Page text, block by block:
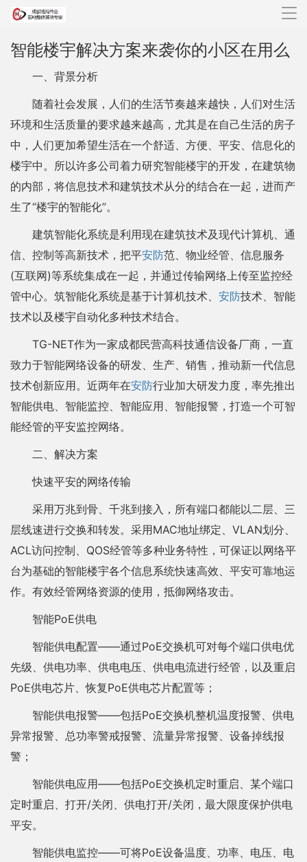
导
智能楼宇解决方案来袭你的小区在用么
一、背景分析
随着社会发展，人们的生活节奏越来越快，人们对生活
环境和生活质量的要求越来越高，尤其是在自己生活的房子
中，人们更加希望生活在一个舒适、方便、平安、信息化的
楼宇中。所以许多公司着力研究智能楼宇的开发，在建筑物
的内部，将信息技术和建筑技术从分的结合在一起，进而产
生了“楼宇的智能化”。
建筑智能化系统是利用现在建筑技术及现代计算机、通
信、控制等高新技术，把平安防范、物业经管、信息服务
(互联网)等系统集成在一起，并通过传输网络上传至监控经
管中心。筑智能化系统是基于计算机技术、 安防技术、智能
技术以及楼宇自动化多种技术结合。
TG-NET作为一家成都民营高科技通信设备厂商，一直
致力于智能网络设备的研发、生产、销售，推动新一代信息
技术创新应用。近两年在安防行业加大研发力度，率先推出
智能供电、智能监控、智能应用、智能报警，打造一个可智
能经管的平安监控网络。
二、解决方案
快速平安的网络传输
采用万兆到骨、千兆到接入，所有端口都能以二层、三
层线速进行交换和转发。采用MAC地址绑定、VLAN划分、
ACL访问控制、QOS经管等多种业务特性，可保证以网络平
台为基础的智能楼宇各个信息系统快速高效、平安可靠地运
作。有效经管网络资源的使用，抵御网络攻击。
智能PoE供电
智能供电配置——通过PoE交换机可对每个端口供电优
先级、供电功率、供电电压、供电电流进行经管，以及重启
PoE供电芯片、恢复PoE供电芯片配置等；
智能供电报警——包括PoE交换机整机温度报警、供电
异常报警、总功率警戒报警、流量异常报警、设备掉线报
警；
智能供电应用——包括PoE交换机定时重启、某个端口
定时重启、打开/关闭、供电打开/关闭，最大限度保护供电
平安。
智能供电监控——可将PoE设备温度、功率、电压、电